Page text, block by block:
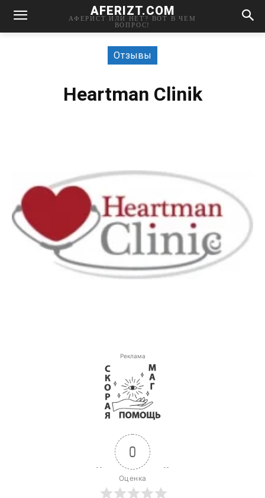
AFERIZT.COM
АФЕРИСТ ИЛИ НЕТ? ВОТ В ЧЕМ
ВОПРОС!
Отзывы
Heartman Clinik
Реклама
0
Оценка